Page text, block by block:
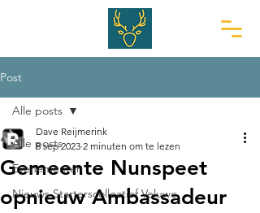
Post
Alle posts
Evenementen
Nieuws Starterscollectief Veluwe
Alle posts
Gemeente Nunspeet
opnieuw Ambassadeur
Dave Reijmerink
8 sep 2023 2 minuten om te lezen